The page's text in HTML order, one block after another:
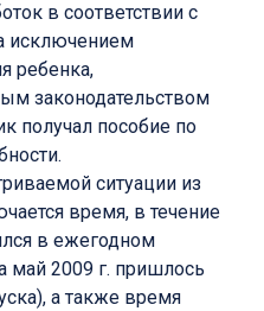
в соответствии с
исключением
ребенка,
законодательством
получал пособие по
ситуации из
время, в течение
в ежегодном
май 2009 г. пришлось
а также время